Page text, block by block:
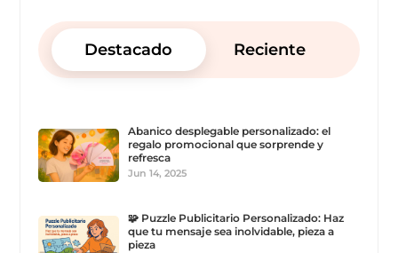
Destacado Reciente
Abanico desplegable personalizado: el
regalo promocional que sorprende y
refresca
Jun 14, 2025
🧩 Puzzle Publicitario Personalizado: Haz
que tu mensaje sea inolvidable, pieza a
pieza